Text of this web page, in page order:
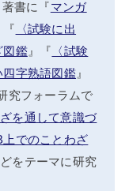
書に『マンガ
『 〈試験に出
図鑑』『 〈試験
字熟語図鑑 』
究フォーラムで
を通して意識づ
上でのことわざ
どをテーマに研究